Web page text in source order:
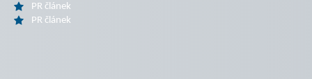
PR článek
PR článek